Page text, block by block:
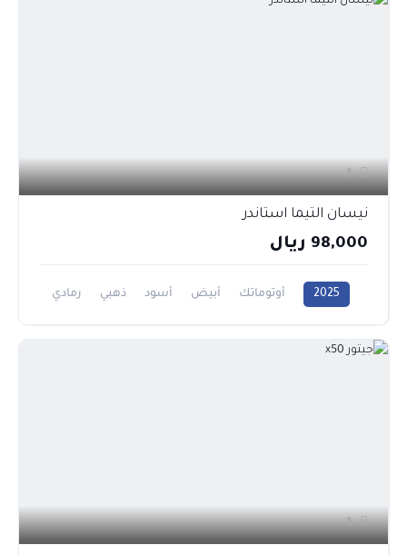
1
نيسان التيما استاندر
98,000 ريال
2025 أوتوماتك أبيض أسود ذهبي
رمادي
1